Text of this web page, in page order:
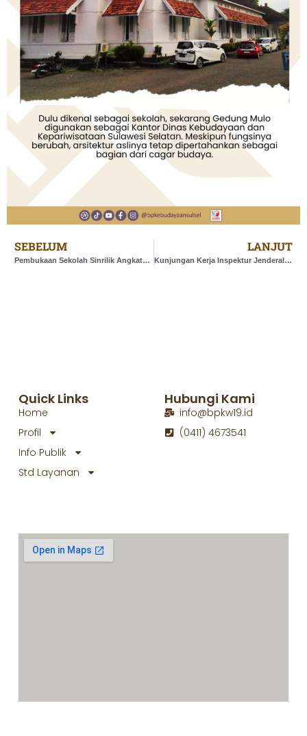
SEBELUM
Pembukaan Sekolah Sinrilik Angkatan I Sanggar Seni Antara Nusantara di Kabupaten Gowa
LANJUT
Kunjungan Kerja Inspektur Jenderal Kementerian Kebudayaan di Balai Pelestarian Kebudayaan Sulawesi Selatan
Quick Links
Home
Profil
Info Publik
Std Layanan
Hubungi Kami
info@bpkw19.id
(0411) 4673541